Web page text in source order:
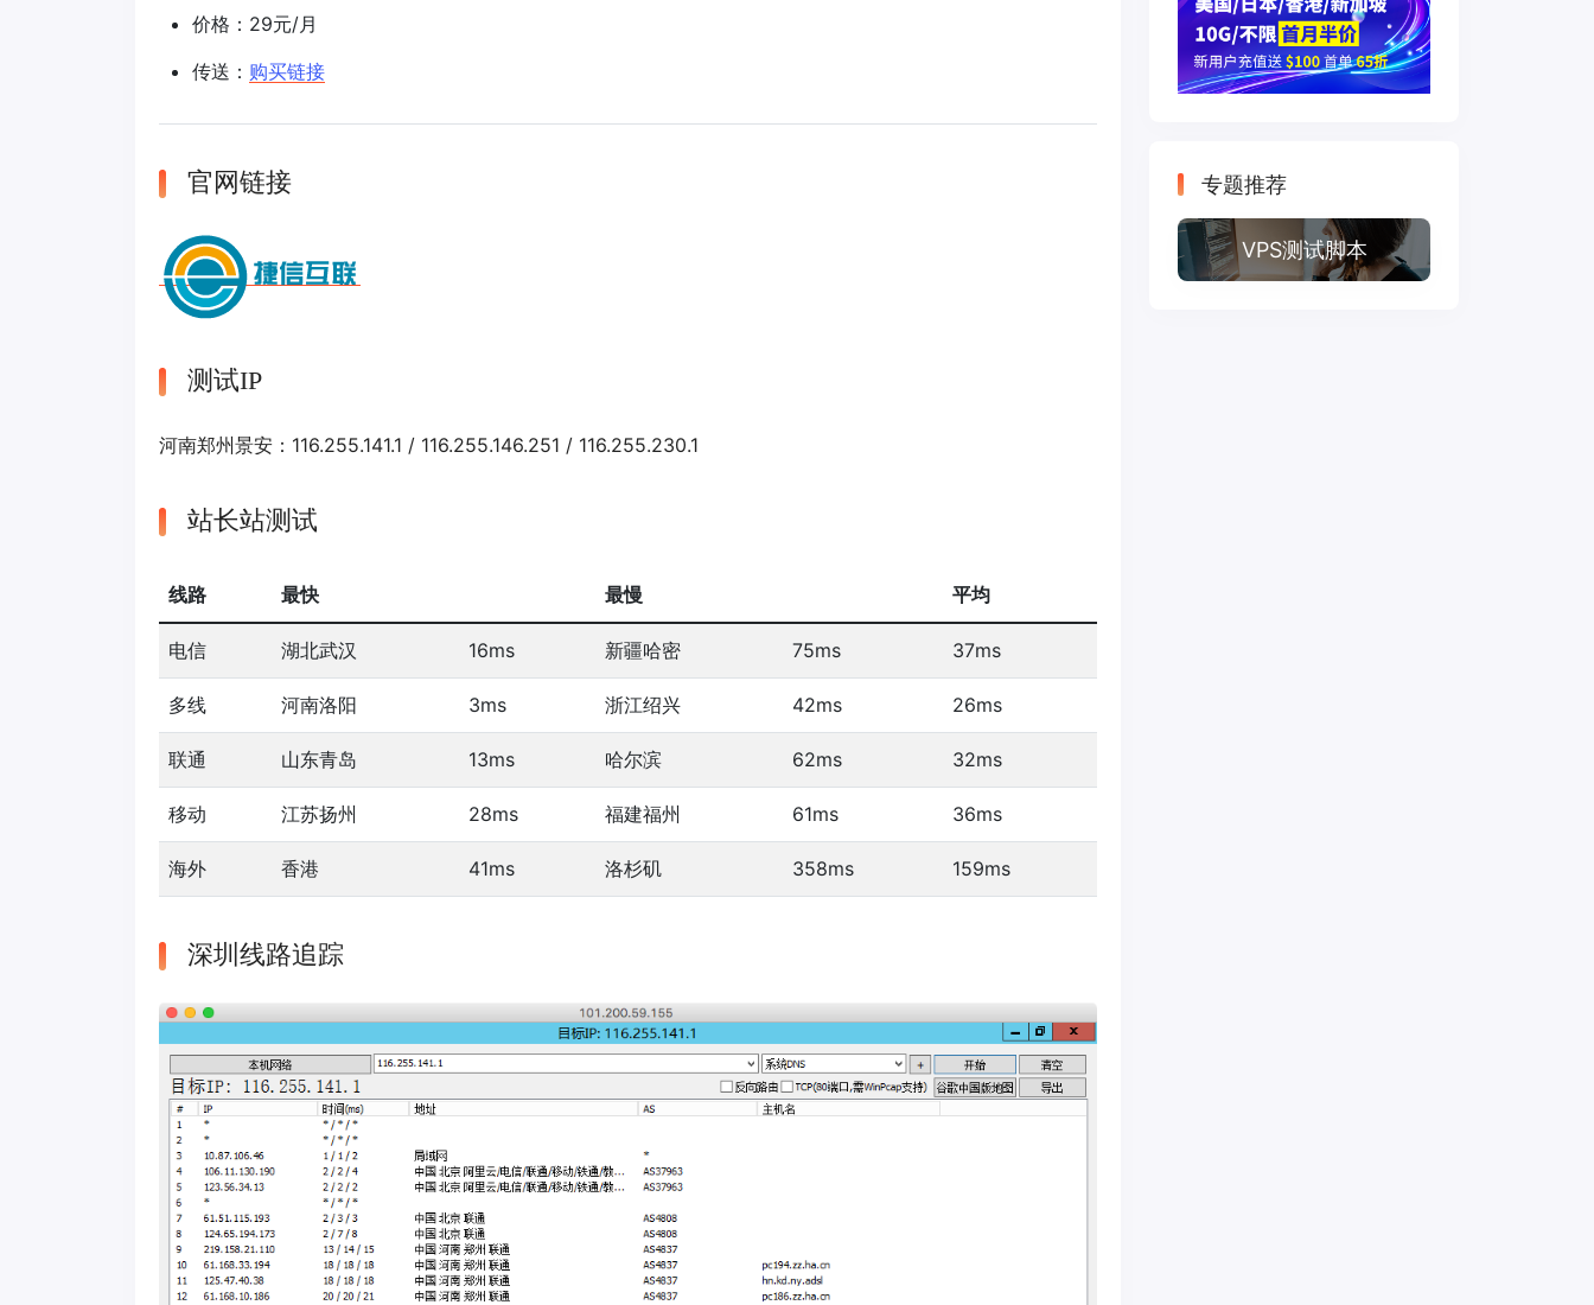
价格：29元/月
传送： 购买链接
官网链接
测试IP
河南郑州景安：116.255.141.1 / 116.255.146.251 / 116.255.230.1
站长站测试
线路 最快 最慢 平均
电信 湖北武汉 16ms 新疆哈密 75ms 37ms
多线 河南洛阳 3ms 浙江绍兴 42ms 26ms
联通 山东青岛 13ms 哈尔滨 62ms 32ms
移动 江苏扬州 28ms 福建福州 61ms 36ms
海外 香港 41ms 洛杉矶 358ms 159ms
深圳线路追踪
专题推荐
VPS测试脚本